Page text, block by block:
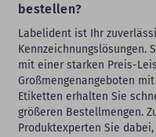
bestellen?
Labelident ist Ihr
Kennzeichnungslösungen.
mit einer starken Preis-
Großmengenangeboten
Etiketten erhalten Sie
größeren Bestellmengen.
Produktexperten Sie